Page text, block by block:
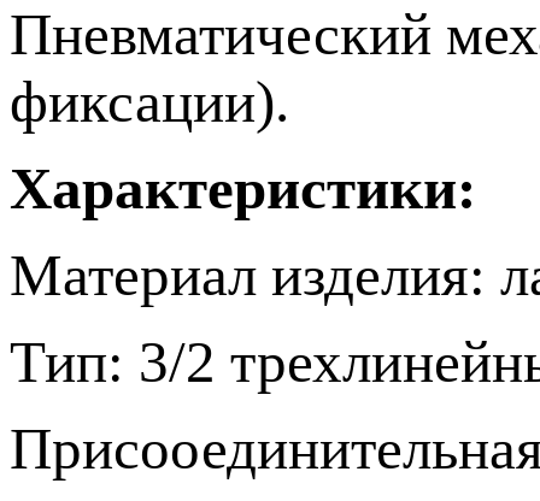
Пневматический
фиксации).
Характеристики:
Материал изделия:
Тип: 3/2